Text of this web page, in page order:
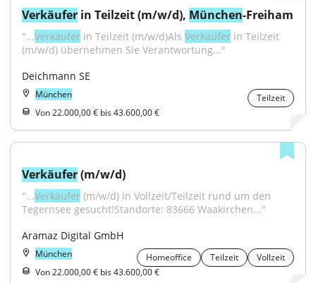
Verkäufer in Teilzeit (m/w/d), München-Freiham
"...Verkäufer in Teilzeit (m/w/d)Als Verkäufer in Teilzeit
(m/w/d) übernehmen Sie Verantwortung..."
Deichmann SE
München
Teilzeit
Von 22.000,00 € bis 43.600,00 €
Verkäufer (m/w/d)
"...Verkäufer (m/w/d) in Vollzeit/Teilzeit rund um den
Tegernsee gesucht!Standorte: 83666 Waakirchen..."
Aramaz Digital GmbH
München Homeoffice Teilzeit
Vollzeit
Von 22.000,00 € bis 43.600,00 €